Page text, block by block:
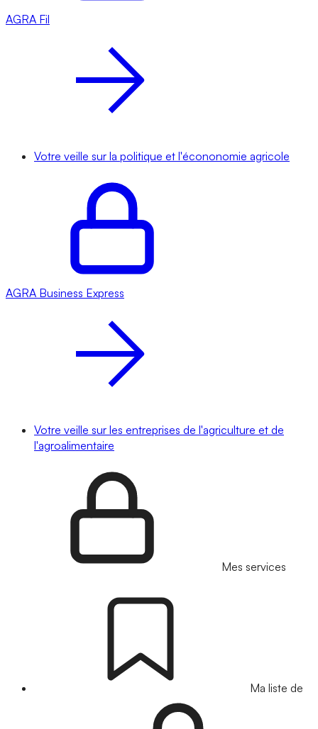
AGRA Fil
Votre veille sur la politique et l'écononomie agricole
AGRA Business Express
Votre veille sur les entreprises de l'agriculture et de
l'agroalimentaire
Mes services
Ma liste de